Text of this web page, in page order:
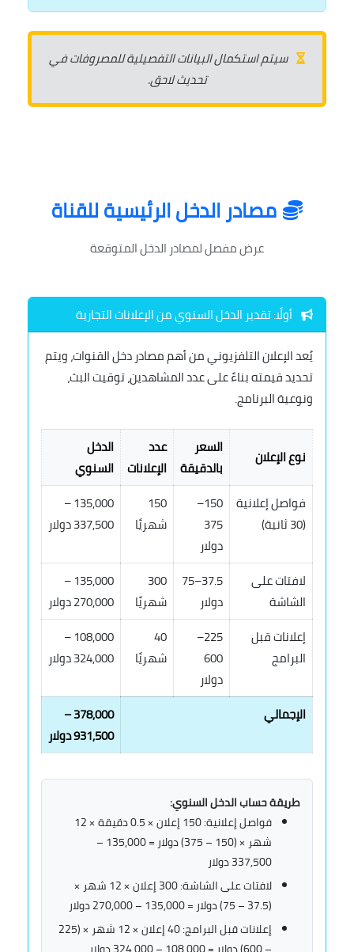
سيتم استكمال البيانات التفصيلية للمصروفات في
تحديث لاحق.
مصادر الدخل الرئيسية للقناة
عرض مفصل لمصادر الدخل المتوقعة
أولًا: تقدير الدخل السنوي من الإعلانات التجارية
يُعد الإعلان التلفزيوني من أهم مصادر دخل القنوات، ويتم
تحديد قيمته بناءً على عدد المشاهدين، توقيت البث،
ونوعية البرنامج.
نوع الإعلان
السعر
بالدقيقة
عدد
الإعلانات
الدخل
السنوي
فواصل إعلانية
(30 ثانية)
150–
375
دولار
150
شهريًا
135,000 –
337,500 دولار
لافتات على
الشاشة
37.5–75
دولار
300
شهريًا
135,000 –
270,000 دولار
إعلانات قبل
البرامج
225–
600
دولار
40
شهريًا
108,000 –
324,000 دولار
الإجمالي
378,000 –
931,500 دولار
طريقة حساب الدخل السنوي:
فواصل إعلانية: 150 إعلان × 0.5 دقيقة × 12
شهر × (150 – 375) دولار = 135,000 –
337,500 دولار
لافتات على الشاشة: 300 إعلان × 12 شهر ×
(37.5 – 75) دولار = 135,000 – 270,000 دولار
إعلانات قبل البرامج: 40 إعلان × 12 شهر × (225